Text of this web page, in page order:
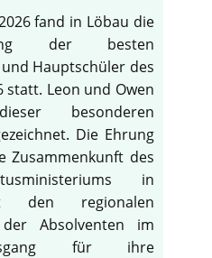
fand in Löbau die
der besten
Hauptschüler des
statt. Leon und Owen
besonderen
Die Ehrung
Zusammenkunft des
in
den regionalen
Absolventen im
für ihre